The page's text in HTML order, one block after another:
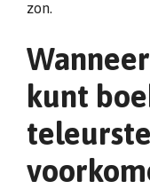
zon.
kunt